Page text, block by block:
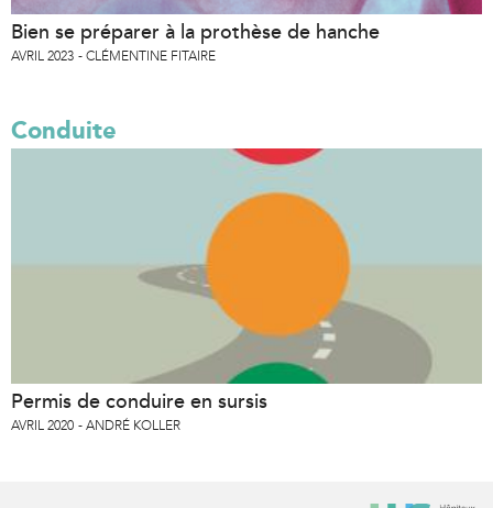
Bien se préparer à la prothèse de hanche
AVRIL 2023 CLÉMENTINE FITAIRE
Conduite
Permis de conduire en sursis
AVRIL 2020 ANDRÉ KOLLER